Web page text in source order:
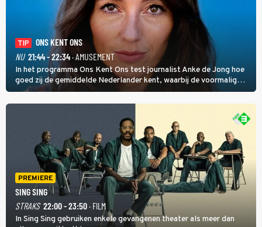
TIP
ONS KENT ONS
NU 21:44 - 22:34· AMUSEMENT
In het programma Ons Kent Ons test journalist Anke de Jong hoe
goed zij de gemiddelde Nederlander kent, waarbij de voormalig
hoofdredacteur van modebladen Glamour en Elle het samen met
rapper Keizer opneemt tegen Edson da Graça en Marc-Marie
PREMIERE
SING SING
STRAKS 22:00 - 23:50· FILM
In Sing Sing gebruiken enkele gevangenen theater als meer dan